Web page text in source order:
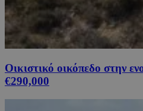
Οικιστικό οικόπεδο στην
€290,000